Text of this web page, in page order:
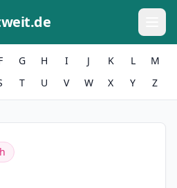
G H I J K L
M
T U V W X Y Z